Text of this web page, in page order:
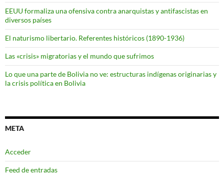
EEUU formaliza una ofensiva contra anarquistas y antifascistas en
diversos países
El naturismo libertario. Referentes históricos (1890-1936)
Las «crisis» migratorias y el mundo que sufrimos
Lo que una parte de Bolivia no ve: estructuras indígenas originarias y
la crisis política en Bolivia
META
Acceder
Feed de entradas